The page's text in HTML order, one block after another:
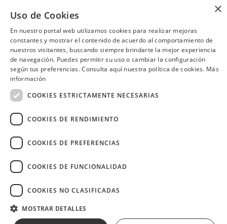
Quito
¿Necesitas ayuda? (02) 298 1300
Derechos reservados.
×
Uso de Cookies
En nuestro portal web utilizamos cookies para realizar mejoras
constantes y mostrar el contenido de acuerdo al comportamiento de
nuestros visitantes, buscando siempre brindarte la mejor experiencia
de navegación. Puedes permitir su uso o cambiar la configuración
según tus preferencias. Consulta aquí nuestra política de cookies. Más
información
COOKIES ESTRICTAMENTE NECESARIAS
COOKIES DE RENDIMIENTO
COOKIES DE PREFERENCIAS
COOKIES DE FUNCIONALIDAD
COOKIES NO CLASIFICADAS
MOSTRAR DETALLES